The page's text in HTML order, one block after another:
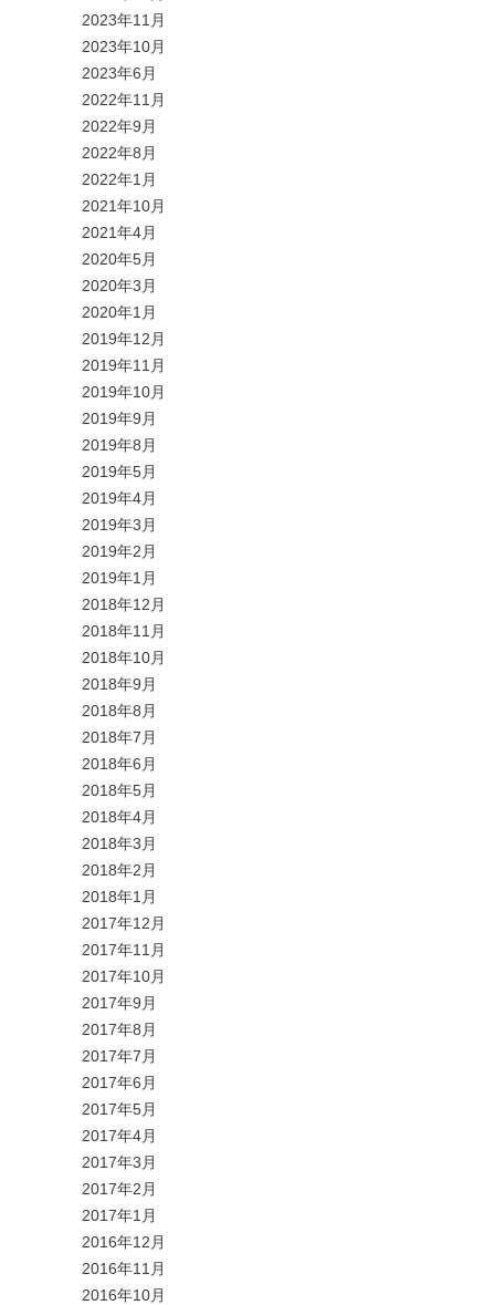
2023年11月
2023年10月
2023年6月
2022年11月
2022年9月
2022年8月
2022年1月
2021年10月
2021年4月
2020年5月
2020年3月
2020年1月
2019年12月
2019年11月
2019年10月
2019年9月
2019年8月
2019年5月
2019年4月
2019年3月
2019年2月
2019年1月
2018年12月
2018年11月
2018年10月
2018年9月
2018年8月
2018年7月
2018年6月
2018年5月
2018年4月
2018年3月
2018年2月
2018年1月
2017年12月
2017年11月
2017年10月
2017年9月
2017年8月
2017年7月
2017年6月
2017年5月
2017年4月
2017年3月
2017年2月
2017年1月
2016年12月
2016年11月
2016年10月